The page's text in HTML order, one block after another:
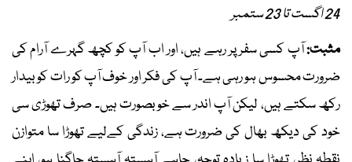
24 اگست تا 23 ستمبر
مثبت:آپ کسی سفر پر رہے ہیں، اور اب آپ کو کچھ گہرے آرام کی
ضرورت محسوس ہو رہی ہے۔ آپ کی فکر اور خوف آپ کو رات کو بیدار
رکھ سکتے ہیں، لیکن آپ اندر سے خوبصورت ہیں۔ صرف تھوڑی سی
خود کی دیکھ بھال کی ضرورت ہے، زندگی کےلیے تھوڑا سا متوازن